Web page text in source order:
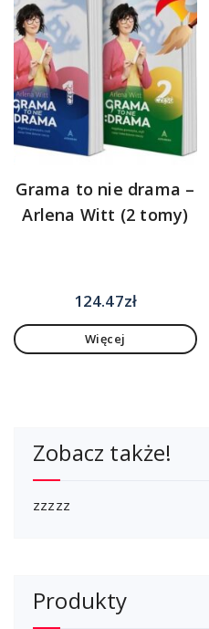
Grama to nie drama –
Arlena Witt (2 tomy)
124.47zł
Więcej
Zobacz także!
zzzzz
Produkty